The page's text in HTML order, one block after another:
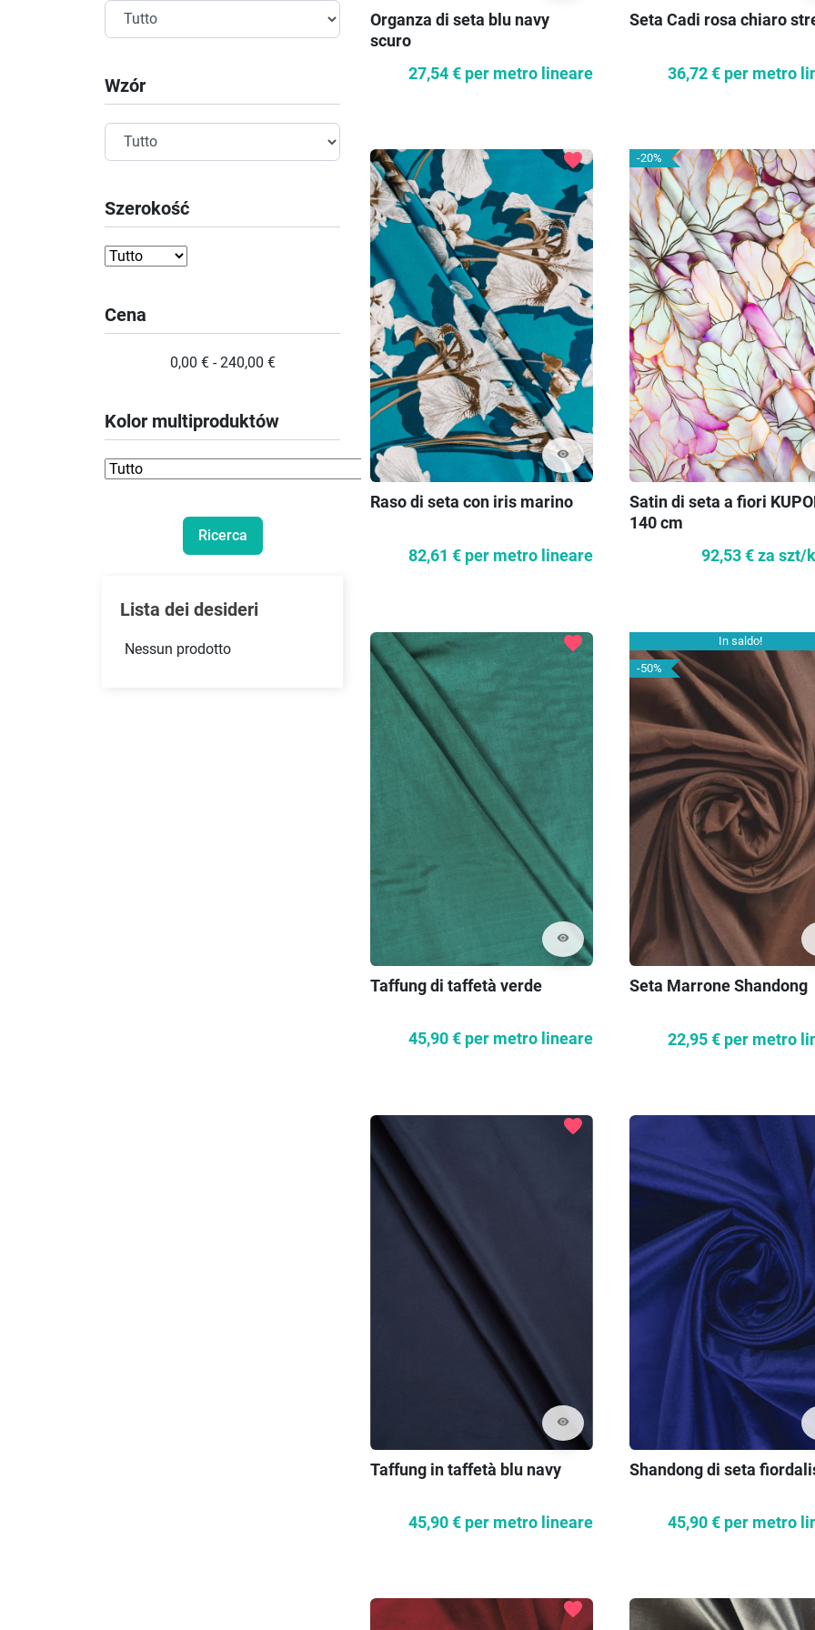
Wzór
Szerokość
Cena
0,00 € - 240,00 €
Kolor multiproduktów
Lista dei desideri
Nessun prodotto
Organza di seta blu navy
scuro
27,54 € per metro lineare
Seta Cadi rosa chiaro
36,72 € per metro
visibility
favorite
Raso di seta con iris marino
82,61 € per metro lineare
-20%
Satin di seta a fiori
140 cm
92,53 €za szt/
visibility
favorite
Taffung di taffetà verde
45,90 € per metro lineare
In saldo!
-50%
Seta Marrone Shandong
22,95 € per metro
visibility
favorite
Taffung in taffetà blu navy
45,90 € per metro lineare
Shandong di seta
45,90 € per metro
favorite